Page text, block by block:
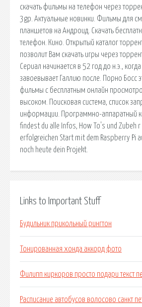
скачать фильмы на телефон через
3gp. Актуальные новинки. Фильмы для
планшетов на Андроид. Скачать
телефон. Кино. Открытый каталог
позволит Вам скачать игры через
Сериал начинается в 52 год до н.э.,
завоевывает Галлию после. Порно Босс
фильмы с бесплатным онлайн
высоком. Поисковая сиcтема, список
информации. Программно-аппаратный
findest du alle Infos, How To's und Zubeh r
erfolgreichen Start mit dem Raspberry Pi
noch heute dein Projekt.
Links to Important Stuff
Будильник прикольный рингтон
Тонированная хонда аккорд фото
Филипп киркоров просто подари текст
Расписание автобусов волосово санкт